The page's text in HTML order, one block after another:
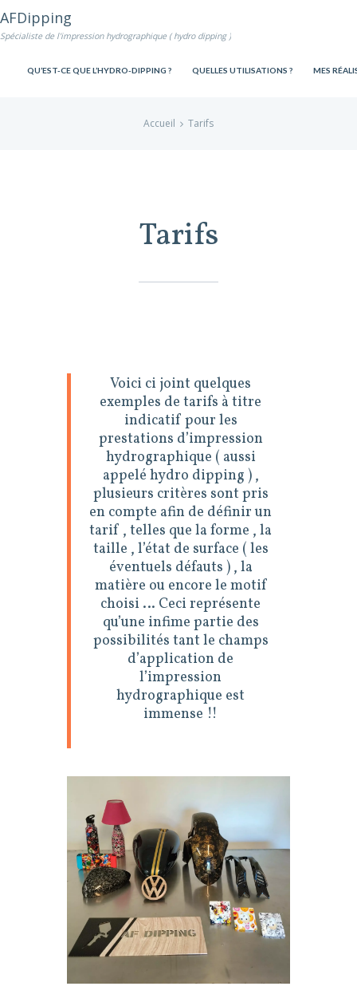
AFDipping
Spécialiste de l'impression hydrographique ( hydro dipping )
QU’EST-CE QUE L’HYDRO-DIPPING ? QUELLES UTILISATIONS ? MES
Accueil Tarifs
Tarifs
Voici ci joint quelques
exemples de tarifs à titre
indicatif pour les
prestations d’impression
hydrographique ( aussi
appelé hydro dipping ) ,
plusieurs critères sont pris
en compte afin de définir un
tarif , telles que la forme , la
taille , l’état de surface ( les
éventuels défauts ) , la
matière ou encore le motif
choisi … Ceci représente
qu’une infime partie des
possibilités tant le champs
d’application de
l’impression
hydrographique est
immense !!